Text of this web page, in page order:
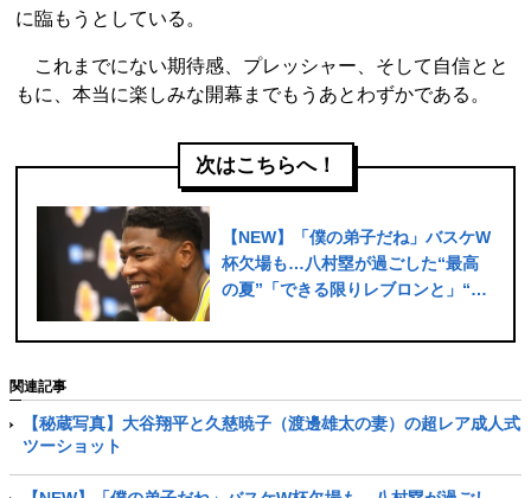
に臨もうとしている。
これまでにない期待感、プレッシャー、そして自信とと
もに、本当に楽しみな開幕までもうあとわずかである。
次はこちらへ！
【NEW】「僕の弟子だね」バスケW
杯欠場も…八村塁が過ごした“最高
の夏”「できる限りレブロンと」“信
夢の特訓
関連記事
【秘蔵写真】大谷翔平と久慈暁子（渡邊雄太の妻）の超レア成人式
ツーショット